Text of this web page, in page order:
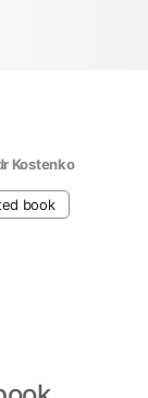
Kostenko
book